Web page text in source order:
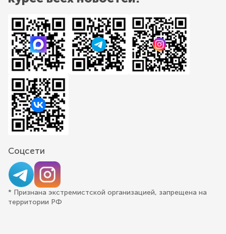
Соцсети
* Признана экстремистской организацией, запрещена на
территории РФ